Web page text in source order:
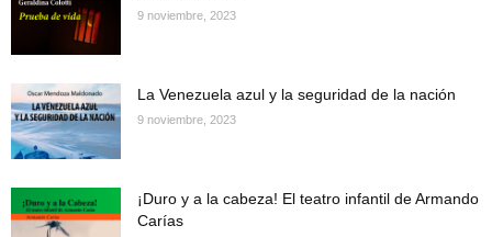
9 noviembre, 2023
La Venezuela azul y la seguridad de la nación
9 noviembre, 2023
¡Duro y a la cabeza! El teatro infantil de Armando
Carías